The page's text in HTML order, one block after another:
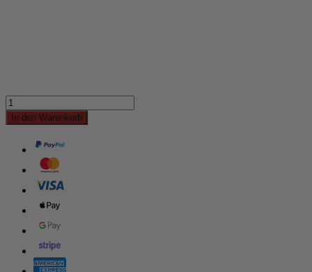
In den Warenkorb